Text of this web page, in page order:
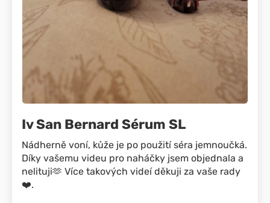
Iv San Bernard Sérum SL
Nádherně voní, kůže je po použití séra jemnoučká.
Díky vašemu videu pro naháčky jsem objednala a
nelituji🫶 Více takových videí děkuji za vaše rady
❤️.